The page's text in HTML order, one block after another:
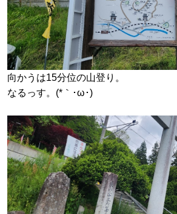
向かうは15分位の山登り。
なるっす。(*｀･ω･)ゞ